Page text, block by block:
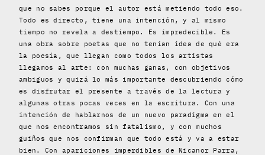
que no sabes porque el autor está metiendo todo eso.
Todo es directo, tiene una intención, y al mismo
tiempo no revela a destiempo. Es impredecible. Es
una obra sobre poetas que no tenían idea de qué era
la poesía, que llegan como todos los artistas
llegamos al arte: con muchas ganas, con objetivos
ambiguos y quizá lo más importante descubriendo cómo
es disfrutar el presente a través de la lectura y
algunas otras pocas veces en la escritura. Con una
intención de hablarnos de un nuevo paradigma en el
que nos encontramos sin fatalismo, y con muchos
guiños que nos confirman que todo está y va a estar
bien. Con apariciones imperdibles de Nicanor Parra,